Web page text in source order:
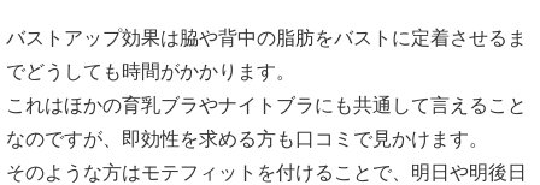
バストアップ効果は脇や背中の脂肪をバストに定着させるま
でどうしても時間がかかります。
これはほかの育乳ブラやナイトブラにも共通して言えること
なのですが、即効性を求める方も口コミで見かけます。
そのような方はモテフィットを付けることで、明日や明後日